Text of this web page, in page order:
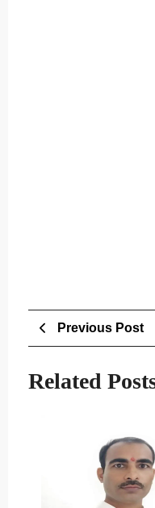
Post
navigation
Previous Post
Related